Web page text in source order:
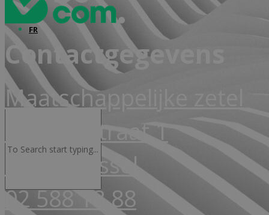
FR
Contactgegevens
Maatschappelijke zetel
Markiesstraat 1
1000 Brussel
02 588 18 88